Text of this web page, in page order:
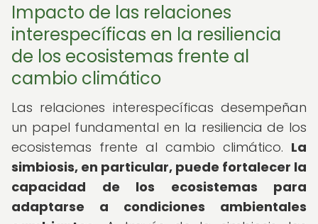
Impacto de las relaciones
interespecíficas en la resiliencia
de los ecosistemas frente al
cambio climático
Las relaciones interespecíficas desempeñan
un papel fundamental en la resiliencia de los
ecosistemas frente al cambio climático. La
simbiosis, en particular, puede fortalecer la
capacidad de los ecosistemas para
adaptarse a condiciones ambientales